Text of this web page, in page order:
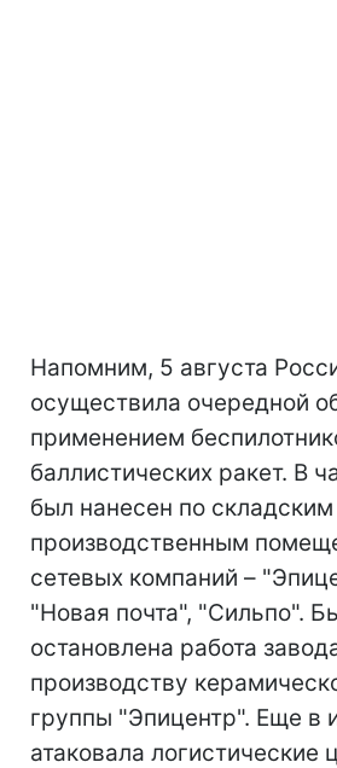
Напомним, 5 августа
осуществила очередной
применением
баллистических ракет. В
был нанесен по складским
производственным
сетевых компаний –
"Новая почта", "Сильпо".
остановлена работа
производству
группы "Эпицентр". Еще в
атаковала логистические